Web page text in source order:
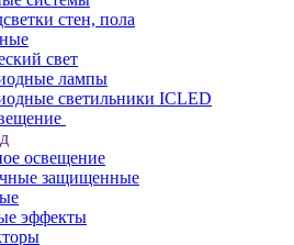
стен, пола
свет
лампы
светильники ICLED
освещение
защищенные
эффекты